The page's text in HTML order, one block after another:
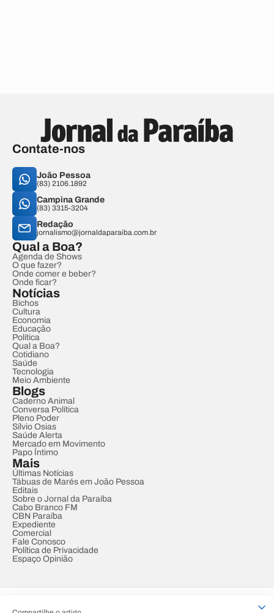
Contate-nos
João Pessoa
(83) 2106.1892
Campina Grande
(83) 3315-3204
Redação
jornalismo@jornaldaparaiba.com.br
Qual a Boa?
Agenda de Shows
O que fazer?
Onde comer e beber?
Onde ficar?
Notícias
Bichos
Cultura
Economia
Educação
Política
Qual a Boa?
Cotidiano
Saúde
Tecnologia
Meio Ambiente
Blogs
Caderno Animal
Conversa Política
Pleno Poder
Sílvio Osias
Saúde Alerta
Mercado em Movimento
Papo Íntimo
Mais
Últimas Notícias
Tábuas de Marés em João Pessoa
Editais
Sobre o Jornal da Paraíba
Cabo Branco FM
CBN Paraíba
Expediente
Comercial
Fale Conosco
Política de Privacidade
Espaço Opinião